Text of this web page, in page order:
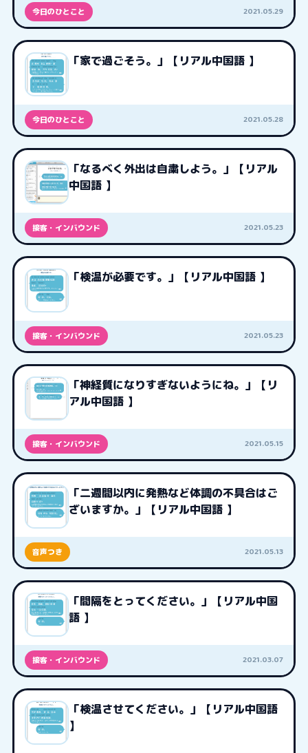
今日のひとこと 2021.05.29
「家で過ごそう。」【リアル中国語 】
今日のひとこと 2021.05.28
「なるべく外出は自粛しよう。」【リアル
中国語 】
接客・インバウンド 2021.05.23
「検温が必要です。」【リアル中国語 】
接客・インバウンド 2021.05.23
「神経質になりすぎないようにね。」【リ
アル中国語 】
接客・インバウンド 2021.05.15
「二週間以内に発熱など体調の不具合はご
ざいますか。」【リアル中国語 】
音声つき 2021.05.13
「間隔をとってください。」【リアル中国
語 】
接客・インバウンド 2021.03.07
「検温させてください。」【リアル中国語
】